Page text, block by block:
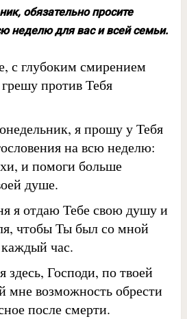
обязательно просите
неделю для вас и всей семьи.
с глубоким смирением
против Тебя
я прошу у Тебя
на всю неделю:
и помоги больше
душе.
я отдаю Тебе свою душу и
чтобы Ты был со мной
час.
здесь, Господи, по твоей
мне возможность обрести
после смерти.